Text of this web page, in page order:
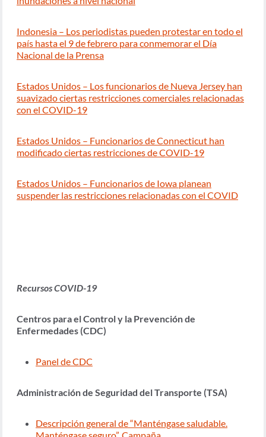
Indonesia – Los periodistas pueden protestar en todo el
país hasta el 9 de febrero para conmemorar el Día
Nacional de la Prensa
Estados Unidos – Los funcionarios de Nueva Jersey han
suavizado ciertas restricciones comerciales relacionadas
con el COVID-19
Estados Unidos – Funcionarios de Connecticut han
modificado ciertas restricciones de COVID-19
Estados Unidos – Funcionarios de Iowa planean
suspender las restricciones relacionadas con el COVID
Recursos COVID-19
Centros para el Control y la Prevención de
Enfermedades (CDC)
Panel de CDC
Administración de Seguridad del Transporte (TSA)
Descripción general de “Manténgase saludable.